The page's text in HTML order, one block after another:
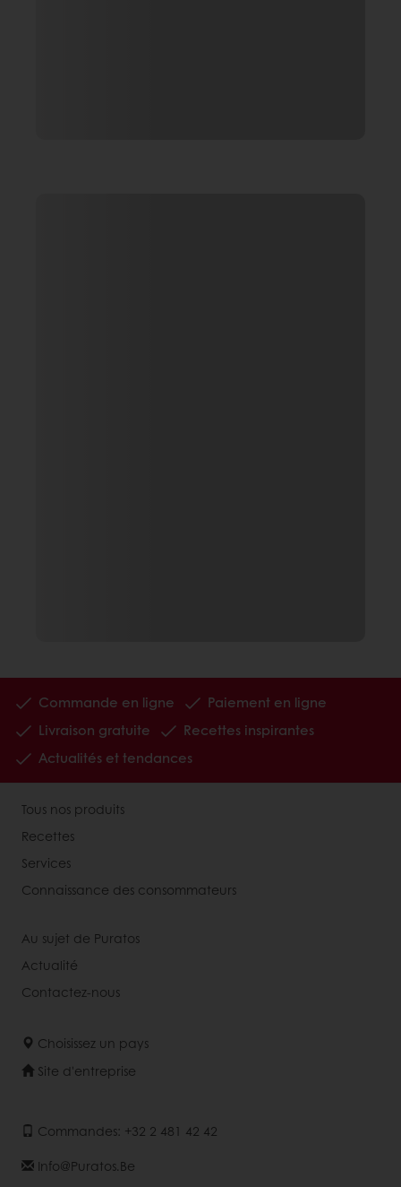
Commande en ligne
Paiement en ligne
Livraison gratuite
Recettes inspirantes
Actualités et tendances
Tous nos produits
Recettes
Services
Connaissance des consommateurs
Au sujet de Puratos
Actualité
Contactez-nous
Choisissez un pays
Site d'entreprise
Commandes: +32 2 481 42 42
Info@puratos.be